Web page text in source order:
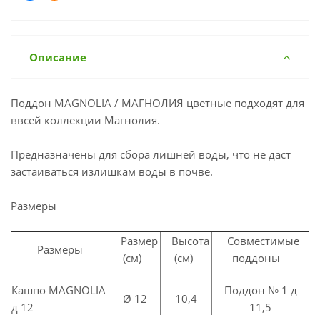
Описание
Поддон MAGNOLIА / МАГНОЛИЯ цветные подходят для
ввсей коллекции Магнолия.
Предназначены для сбора лишней воды, что не даст
застаиваться излишкам воды в почве.
Размеры
Размеры
Размер
(см)
Высота
(см)
Совместимые
поддоны
Кашпо MAGNOLIА
д 12
Ø 12 10,4
Поддон № 1 д
11,5